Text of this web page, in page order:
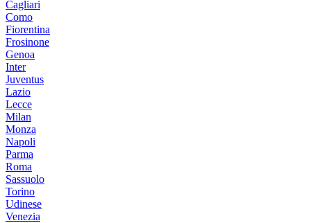
Cagliari
Como
Fiorentina
Frosinone
Genoa
Inter
Juventus
Lazio
Lecce
Milan
Monza
Napoli
Parma
Roma
Sassuolo
Torino
Udinese
Venezia